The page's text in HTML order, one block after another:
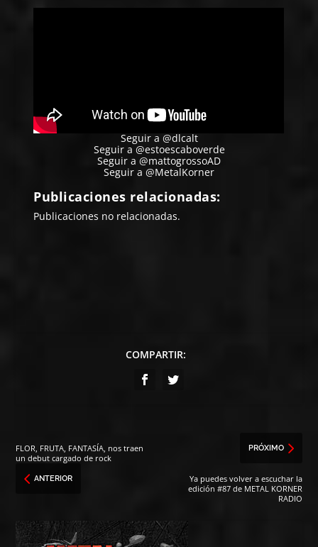
Seguir a @dlcalt
Seguir a @estoescaboverde
Seguir a @mattogrossoAD
Seguir a @MetalKorner
Publicaciones relacionadas:
Publicaciones no relacionadas.
COMPARTIR:
FLOR, FRUTA, FANTASÍA, nos traen
un debut cargado de rock
ANTERIOR
PRÓXIMO
Ya puedes volver a escuchar la
edición #87 de METAL KORNER
RADIO